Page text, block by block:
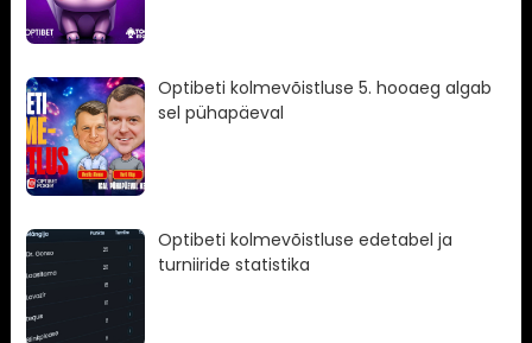
Optibeti kolmevõistluse 5. hooaeg algab
sel pühapäeval
Optibeti kolmevõistluse edetabel ja
turniiride statistika